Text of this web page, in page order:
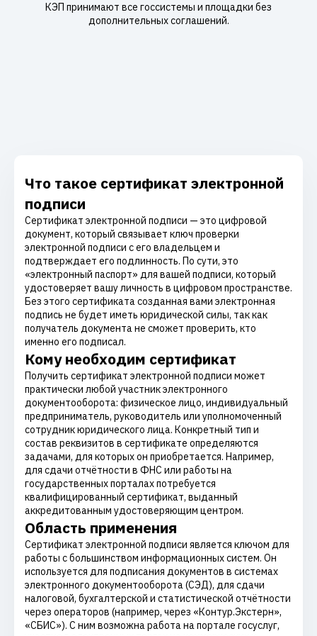
КЭП принимают все госсистемы и площадки без
дополнительных соглашений.
Что такое сертификат электронной
подписи
Сертификат электронной подписи — это цифровой
документ, который связывает ключ проверки
электронной подписи с его владельцем и
подтверждает его подлинность. По сути, это
«электронный паспорт» для вашей подписи, который
удостоверяет вашу личность в цифровом пространстве.
Без этого сертификата созданная вами электронная
подпись не будет иметь юридической силы, так как
получатель документа не сможет проверить, кто
именно его подписал.
Кому необходим сертификат
Получить сертификат электронной подписи может
практически любой участник электронного
документооборота: физическое лицо, индивидуальный
предприниматель, руководитель или уполномоченный
сотрудник юридического лица. Конкретный тип и
состав реквизитов в сертификате определяются
задачами, для которых он приобретается. Например,
для сдачи отчётности в ФНС или работы на
государственных порталах потребуется
квалифицированный сертификат, выданный
аккредитованным удостоверяющим центром.
Область применения
Сертификат электронной подписи является ключом для
работы с большинством информационных систем. Он
используется для подписания документов в системах
электронного документооборота (СЭД), для сдачи
налоговой, бухгалтерской и статистической отчётности
через операторов (например, через «Контур.Экстерн»,
«СБИС»). С ним возможна работа на портале госуслуг,